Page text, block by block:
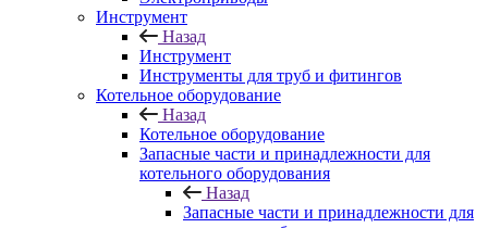
Инструмент
Назад
Инструмент
Инструменты для труб и фитингов
Котельное оборудование
Назад
Котельное оборудование
Запасные части и принадлежности для
котельного оборудования
Назад
Запасные части и принадлежности для